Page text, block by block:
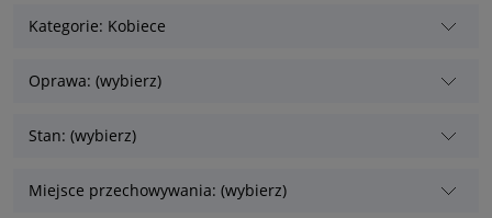
Kategorie: Kobiece
Oprawa: (wybierz)
Stan: (wybierz)
Miejsce przechowywania: (wybierz)